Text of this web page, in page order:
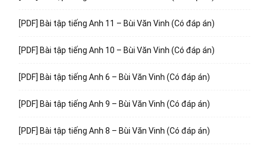
[PDF] Bài tập tiếng Anh 11 – Bùi Văn Vinh (Có đáp án)
[PDF] Bài tập tiếng Anh 10 – Bùi Văn Vinh (Có đáp án)
[PDF] Bài tập tiếng Anh 6 – Bùi Văn Vinh (Có đáp án)
[PDF] Bài tập tiếng Anh 9 – Bùi Văn Vinh (Có đáp án)
[PDF] Bài tập tiếng Anh 8 – Bùi Văn Vinh (Có đáp án)